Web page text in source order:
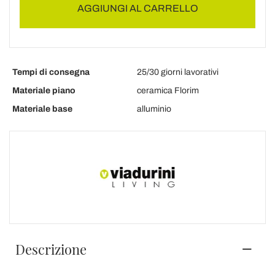
AGGIUNGI AL CARRELLO
Tempi di consegna
25/30 giorni lavorativi
Materiale piano
ceramica Florim
Materiale base
alluminio
Descrizione